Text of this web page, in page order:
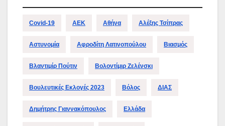
Covid-19 ΑΕΚ Αθήνα Αλέξης Τσίπρας
Αστυνομία Αφροδίτη Λατινοπούλου Βιασμός
Βλαντιμίρ Πούτιν Βολοντίμιρ Ζελένσκι
Βουλευτικές Εκλογές 2023 Βόλος ΔΙΑΣ
Δημήτρης Γιαννακόπουλος Ελλάδα